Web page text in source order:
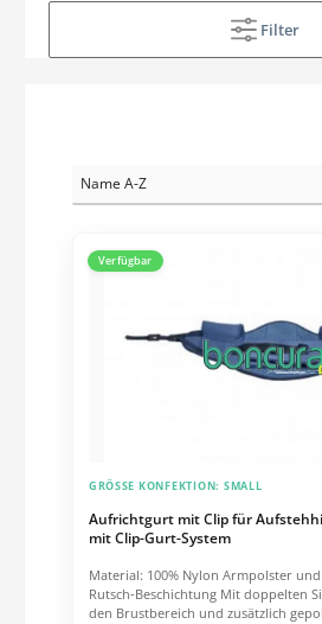
Filter
Verfügbar
Aufrichtgurt mit Clip für
mit Clip-Gurt-System
GRÖSSE KONFEKTION: SMALL
Material: 100% Nylon Armpolster und Rückenteil mit ANTI-
Rutsch-Beschichtung Mit doppelten Sicherheitsgurten für
den Brustbereich und zusätzlich